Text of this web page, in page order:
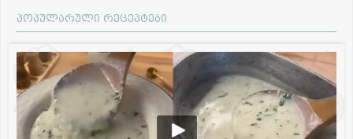
პოპულარული რეცეპტები